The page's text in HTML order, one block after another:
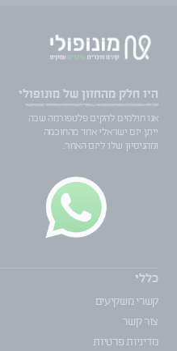
היו חלק מהחזון של מונופולי
אנו חולמים להקים פלטפורמה שבה
ייתן יזם ישראלי אחד מהחוכמה
ומהניסיון שלו ליזם האחר.
כללי
קשרי משקיעים
צור קשר
מדיניות פרטיות